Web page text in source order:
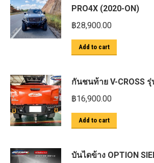
PRO4X (2020-ON)
฿28,900.00
Add to cart
กันชนท้าย V-CROSS
฿16,900.00
Add to cart
บันไดข้าง OPTION